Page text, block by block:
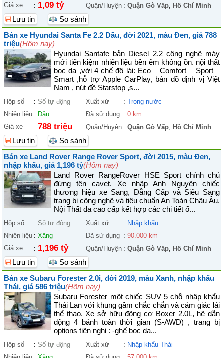
Giá xe
: 1,09 tỷ Quận/Huyện : Quận Gò Vấp, Hồ Chí Minh
Lưu tin
So sánh
Bán xe Hyundai Santa Fe 2.2 Dầu, đời 2021, màu Đen, giá 788
triệu(Hôm nay)
Hyundai Santafe bản Diesel 2.2 công nghệ máy
mới tiến kiệm nhiên liệu bền êm không ồn. nội thất
bọc da ,với 4 chế độ lái: Eco – Comfort – Sport –
Smart ,hỗ trợ Apple CarPlay, bản đồ định vị Việt
Nam , nút đề Starstop ,s...
Hộp số : Số tự động Xuất xứ : Trong nước
Nhiên liệu : Dầu Đã sử dụng : 0 km
Giá xe
: 788 triệu Quận/Huyện : Quận Gò Vấp, Hồ Chí Minh
Lưu tin
So sánh
Bán xe Land Rover Range Rover Sport, đời 2015, màu Đen,
nhập khẩu, giá 1,196 tỷ(Hôm nay)
Land Rover RangeRover HSE Sport chính chủ
đứng tên cavet. Xe nhập Anh Nguyên chiếc
thương hiệu xe Sang, Đẳng Cấp và Siêu Sang
trang bị công nghệ và tiêu chuẩn An Toàn Châu Âu.
Nội Thất da cao cấp kết hợp các chi tiết ố...
Hộp số : Số tự động Xuất xứ : Nhập khẩu
Nhiên liệu : Xăng Đã sử dụng : 90.000 km
Giá xe
: 1,196 tỷ Quận/Huyện : Quận Gò Vấp, Hồ Chí Minh
Lưu tin
So sánh
Bán xe Subaru Forester 2.0i, đời 2019, màu Xanh, nhập khẩu
Thái, giá 586 triệu(Hôm nay)
Subaru Forester một chiếc SUV 5 chỗ nhập khẩu
Thái Lan với khung gầm chắc chắn và cảm giác lái
thể thao. Xe sở hữu động cơ Boxer 2.0L, hệ dẫn
động 4 bánh toàn thời gian (S-AWD) , trang bị
options tiện nghi : -ghế bọc da...
Hộp số : Số tự động Xuất xứ : Nhập khẩu Thái